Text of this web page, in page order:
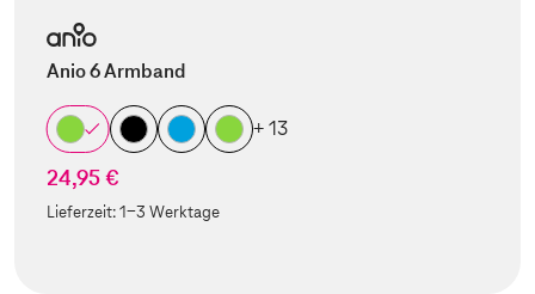
Anio 6 Armband
+ 13
24,95 €
Lieferzeit:1-3 Werktage